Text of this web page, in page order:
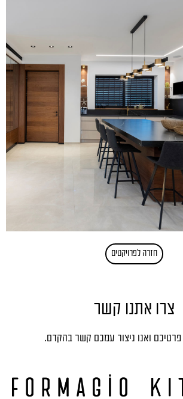
חזרה לפרויקטים
צרו אתנו קשר
ואנו ניצור עמכם קשר בהקדם.